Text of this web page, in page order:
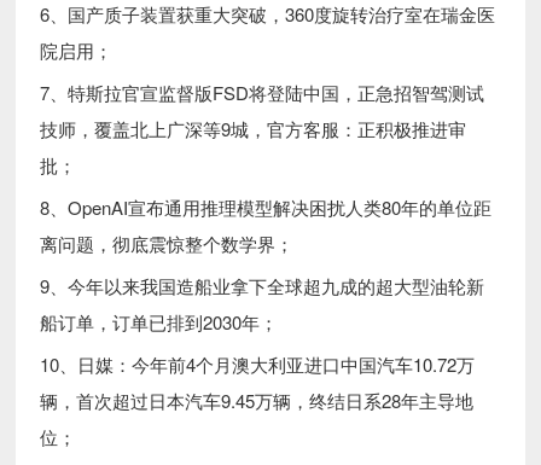
6、国产质子装置获重大突破，360度旋转治疗室在瑞金医
院启用；
7、特斯拉官宣监督版FSD将登陆中国，正急招智驾测试
技师，覆盖北上广深等9城，官方客服：正积极推进审
批；
8、OpenAI宣布通用推理模型解决困扰人类80年的单位距
离问题，彻底震惊整个数学界；
9、今年以来我国造船业拿下全球超九成的超大型油轮新
船订单，订单已排到2030年；
10、日媒：今年前4个月澳大利亚进口中国汽车10.72万
辆，首次超过日本汽车9.45万辆，终结日系28年主导地
位；